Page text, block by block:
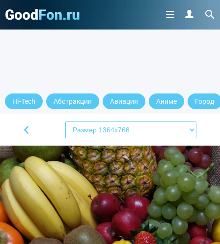
Hi-Tech Абстракции Авиация Аниме Город